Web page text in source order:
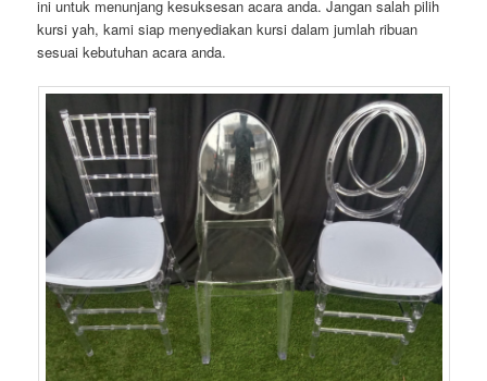
ini untuk menunjang kesuksesan acara anda. Jangan salah pilih
kursi yah, kami siap menyediakan kursi dalam jumlah ribuan
sesuai kebutuhan acara anda.